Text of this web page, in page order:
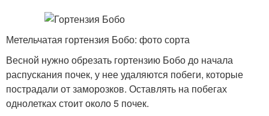
Метельчатая гортензия Бобо: фото сорта
Весной нужно обрезать гортензию Бобо до начала
распускания почек, у нее удаляются побеги, которые
пострадали от заморозков. Оставлять на побегах
однолетках стоит около 5 почек.